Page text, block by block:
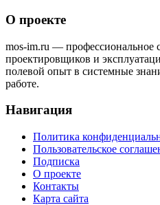
О проекте
mos-im.ru — профессиональное
проектировщиков и
полевой опыт в системные
работе.
Навигация
Политика
Пользовательское
Подписка
О проекте
Контакты
Карта сайта